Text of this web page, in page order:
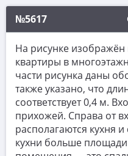
1.2. Деревни
1.4. План участка
1.5. Листы бумаги
1.6. Печки
1.7. План квартиры
1.8. Минуты и
№5617
На рисунке
квартиры в
части рисунка даны
также указано, что
соответствует 0,4 м.
прихожей. Справа от
располагаются кухня
кухни больше